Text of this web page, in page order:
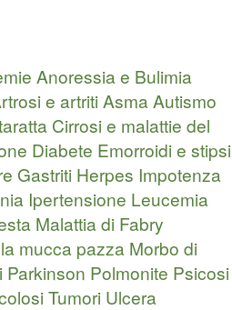
Anoressia e Bulimia
e artritiAsmaAutismo
Cirrosi e malattie del
Diabete Emorroidi e stipsi
Gastriti Herpes Impotenza
Ipertensione Leucemia
Malattia di Fabry
mucca pazza Morbo di
Parkinson Polmonite Psicosi
Tumori Ulcera